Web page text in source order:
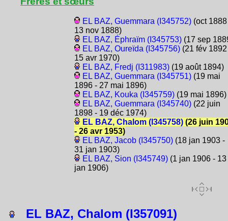
EL BAZ, Guemmara (I345752)(oct 1888
13 nov 1888)
EL BAZ, Éphraïm (I345753)(17 sep
EL BAZ, Oureïda (I345756)(21 fév 1892
15 avr 1970)
EL BAZ, Fredj (I311983)(19 août 1894)
EL BAZ, Guemmara (I345751)(19 mai
1896 - 27 mai 1896)
EL BAZ, Kouka (I345759)(19 mai 1896)
EL BAZ, Guemmara (I345740)(22 juin
1898 - 19 déc 1974)
EL BAZ, Chalom (I345758)(26 juin
- 26 avr 1953)
EL BAZ, Jacob (I345750)(18 jan 1903 -
31 jan 1903)
EL BAZ, Sion (I345749)(1 jan 1906 - 13
jan 1906)
EL BAZ, Chalom (I357091)